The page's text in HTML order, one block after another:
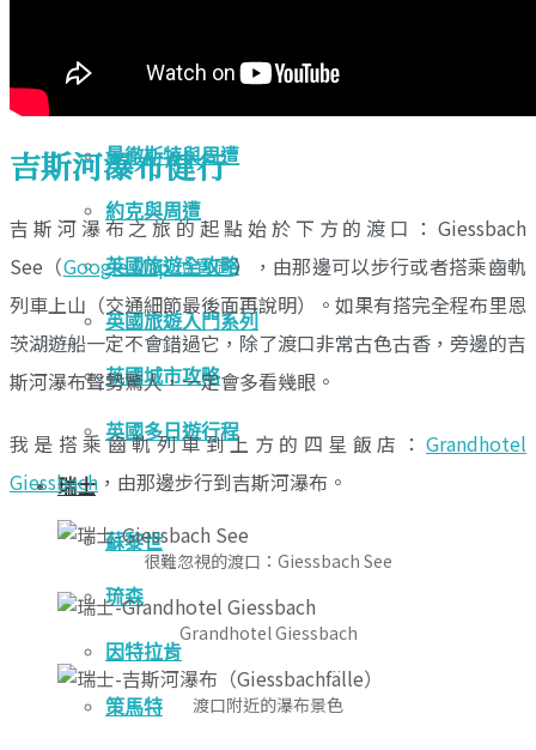
曼徹斯特與周遭
約克與周遭
英國旅遊全攻略
英國旅遊入門系列
英國城市攻略
英國多日遊行程
瑞士
蘇黎世
琉森
因特拉肯
策馬特
吉斯河瀑布健行
吉斯河瀑布之旅的起點始於下方的渡口：Giessbach
See（Google Map 位置圖），由那邊可以步行或者搭乘齒軌
列車上山（交通細節最後面再說明）。如果有搭完全程布里恩
茨湖遊船一定不會錯過它，除了渡口非常古色古香，旁邊的吉
斯河瀑布聲勢驚人，一定會多看幾眼。
我是搭乘齒軌列車到上方的四星飯店： Grandhotel
Giessbach ，由那邊步行到吉斯河瀑布。
很難忽視的渡口：Giessbach See
Grandhotel Giessbach
渡口附近的瀑布景色